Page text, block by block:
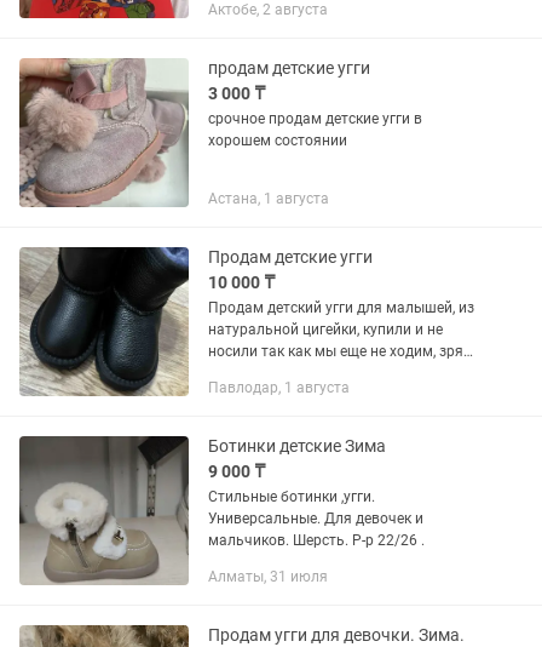
Актобе, 2 августа
продам детские угги
3 000 ₸
срочное продам детские угги в
хорошем состоянии
Астана, 1 августа
Продам детские угги
10 000 ₸
Продам детский угги для малышей, из
натуральной цигейки, купили и не
носили так как мы еще не ходим, зря
Павлодар, 1 августа
Ботинки детские Зима
9 000 ₸
Стильные ботинки ,угги.
Универсальные. Для девочек и
мальчиков. Шерсть. Р-р 22/26 .
Алматы, 31 июля
Продам угги для девочки. Зима.